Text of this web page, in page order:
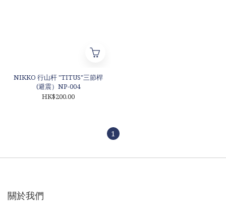
NIKKO 行山杆 "TITUS"三節桿
(避震）NP-004
HK$200.00
1
關於我們